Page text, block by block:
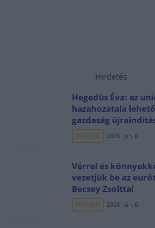
Hirdetés
Hegedüs Éva: az
hazahozatala
gazdaság
INTERJÚ 2026. jún. 8.
Vérrel és
vezetjük be az
Becsey Zsolttal
INTERJÚ 2026. jún. 6.